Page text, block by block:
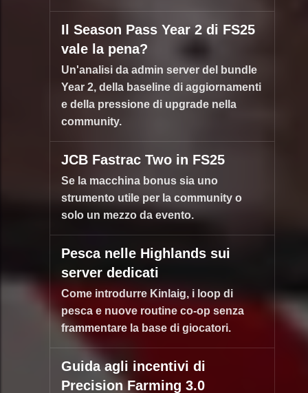
Il Season Pass Year 2 di FS25
vale la pena?
Un'analisi da admin server del bundle
Year 2, della baseline di aggiornamenti
e della pressione di upgrade nella
community.
JCB Fastrac Two in FS25
Se la macchina bonus sia uno
strumento utile per la community o
solo un mezzo da evento.
Pesca nelle Highlands sui
server dedicati
Come introdurre Kinlaig, i loop di
pesca e nuove routine co-op senza
frammentare la base di giocatori.
Guida agli incentivi di
Precision Farming 3.0